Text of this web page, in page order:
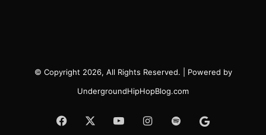
© Copyright 2026, All Rights Reserved. | Powered by
UndergroundHipHopBlog.com
Facebook YouTubeInstagram
SpotifyGoogle